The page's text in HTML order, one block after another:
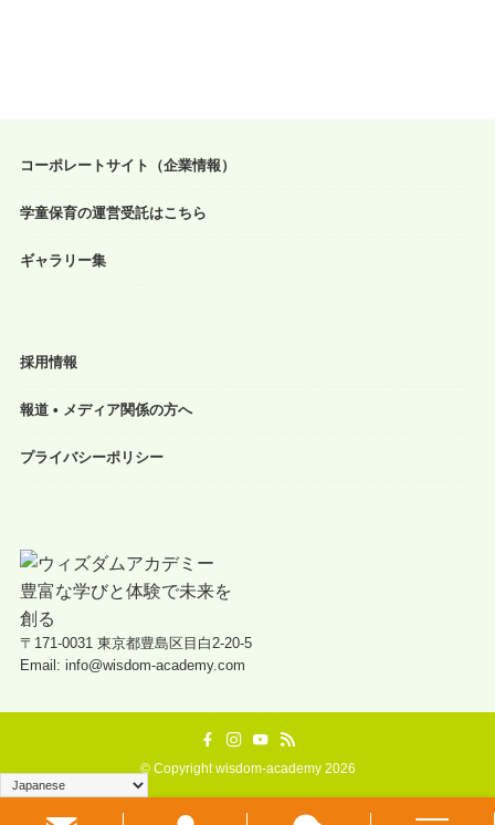
コーポレートサイト（企業情報）
学童保育の運営受託はこちら
ギャラリー集
採用情報
報道 • メディア関係の方へ
プライバシーポリシー
〒171-0031 東京都豊島区目白2-20-5
Email: info@wisdom-academy.com
©Copyright wisdom-academy 2026